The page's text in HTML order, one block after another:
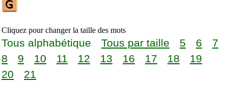
Cliquez pour changer la taille des mots
Tous alphabétique Tous par taille 5 6
7
8
9 10 11 12 13 16 17 18
19
20
21